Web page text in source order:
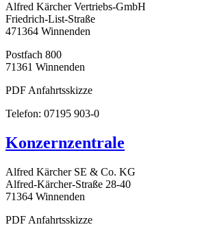
Alfred Kärcher Vertriebs-GmbH
Friedrich-List-Straße
471364 Winnenden
Postfach 800
71361 Winnenden
PDF Anfahrtsskizze
Telefon: 07195 903-0
Konzernzentrale
Alfred Kärcher SE & Co. KG
Alfred-Kärcher-Straße 28-40
71364 Winnenden
PDF Anfahrtsskizze